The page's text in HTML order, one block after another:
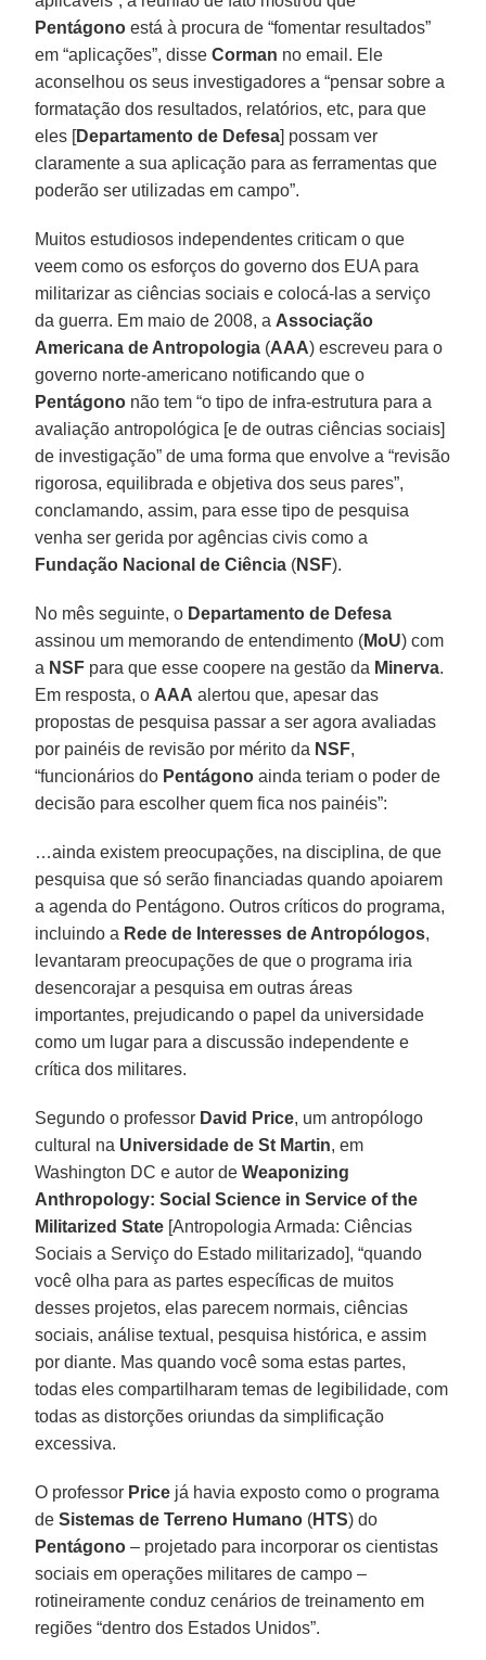
Pentágono está à procura de “fomentar resultados”
em “aplicações”, disseCorman no email. Ele
aconselhou os seus investigadores a “pensar sobre a
formatação dos resultados, relatórios, etc, para que
eles [Departamento de Defesa] possam ver
claramente a sua aplicação para as ferramentas que
poderão ser utilizadas em campo”.
Muitos estudiosos independentes criticam o que
veem como os esforços do governo dos EUA para
militarizar as ciências sociais e colocá-las a serviço
da guerra. Em maio de 2008, a Associação
Americana de Antropologia (AAA) escreveu para o
governo norte-americano notificando que o
Pentágono não tem “o tipo de infra-estrutura para a
avaliação antropológica [e de outras ciências sociais]
de investigação” de uma forma que envolve a “revisão
rigorosa, equilibrada e objetiva dos seus pares”,
conclamando, assim, para esse tipo de pesquisa
venha ser gerida por agências civis como a
Fundação Nacional de Ciência (NSF).
No mês seguinte, o Departamento de Defesa
assinou um memorando de entendimento (MoU) com
a NSF para que esse coopere na gestão da Minerva.
Em resposta, o AAA alertou que, apesar das
propostas de pesquisa passar a ser agora avaliadas
por painéis de revisão por mérito da NSF,
“funcionários do Pentágono ainda teriam o poder de
decisão para escolher quem fica nos painéis”:
…ainda existem preocupações, na disciplina, de que
pesquisa que só serão financiadas quando apoiarem
a agenda do Pentágono. Outros críticos do programa,
incluindo a Rede de Interesses de Antropólogos,
levantaram preocupações de que o programa iria
desencorajar a pesquisa em outras áreas
importantes, prejudicando o papel da universidade
como um lugar para a discussão independente e
crítica dos militares.
Segundo o professor David Price, um antropólogo
cultural na Universidade de St Martin, em
Washington DC e autor deWeaponizing
Anthropology: Social Science in Service of the
Militarized State [Antropologia Armada: Ciências
Sociais a Serviço do Estado militarizado], “quando
você olha para as partes específicas de muitos
desses projetos, elas parecem normais, ciências
sociais, análise textual, pesquisa histórica, e assim
por diante. Mas quando você soma estas partes,
todas eles compartilharam temas de legibilidade, com
todas as distorções oriundas da simplificação
excessiva.
O professor Price já havia exposto como o programa
deSistemas de Terreno Humano (HTS) do
Pentágono – projetado para incorporar os cientistas
sociais em operações militares de campo –
rotineiramente conduz cenários de treinamento em
regiões “dentro dos Estados Unidos”.